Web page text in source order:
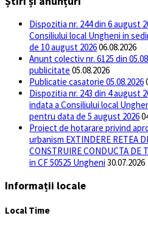
Dispozitia nr. 244 din 6 august
Consiliului local Ungheni in
de 10 august 202606.08.2026
Anunt colectiv nr. 6125 din
publicitate 05.08.2026
Publicatie casatorie 05.08.2026
Dispozitia nr. 243 din 4 august
indata a Consiliului local
pentru data de 5 august 2026
Proiect de hotarare privind
urbanism EXTINDERE RETEA
CONSTRUIRE CONDUCTA DE
in CF 50525 Ungheni 30.07.2026
Informații locale
Local Time